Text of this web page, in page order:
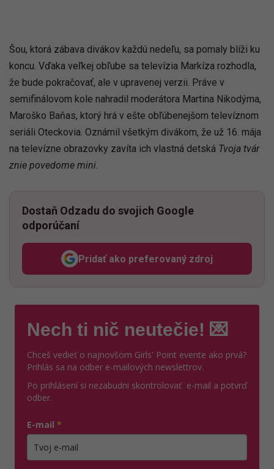
Šou, ktorá zábava divákov každú nedeľu, sa pomaly blíži ku
koncu. Vďaka veľkej obľube sa televízia Markíza rozhodla,
že bude pokračovať, ale v upravenej verzii. Práve v
semifinálovom kole nahradil moderátora Martina Nikodýma,
Maroško Baňas, ktorý hrá v ešte obľúbenejšom televíznom
seriáli Oteckovia. Oznámil všetkým divákom, že už 16. mája
na televízne obrazovky zavíta ich vlastná detská Tvoja tvár
znie povedome mini.
Dostaň Odzadu do svojich Google
odporúčaní
Pridať ako preferovaný zdroj
Odzadu, odkaz sa otvorí v
Nech ti nič neutečie! 💌
Chceš vedieť o najnovšom Girls' Point evente ako prvá?
Prihlás sa na odber e-mailových newslettrov.
Po prihlásení si nezabudni skontrolovať e-mail a potvrď
odber.
E-mail *